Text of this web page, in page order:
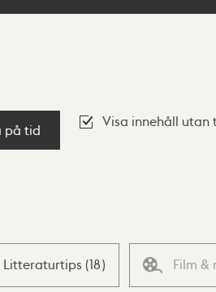
på tid
Visa innehåll utan
Litteraturtips (18) Film &